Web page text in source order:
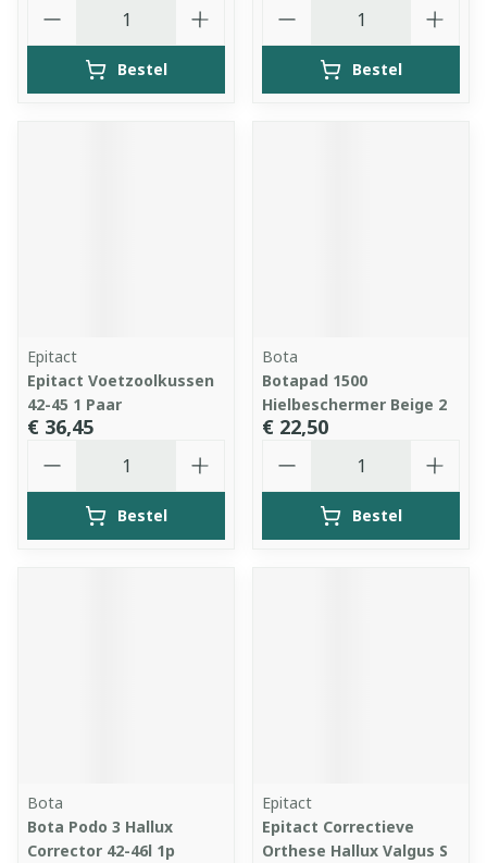
Bestel Bestel
Epitact
Epitact Voetzoolkussen
42-45 1 Paar
€ 36,45
Bestel
Bota
Botapad 1500
Hielbeschermer Beige 2
€ 22,50
Bestel
Bota
Bota Podo 3 Hallux
Corrector 42-46l 1p
Epitact
Epitact Correctieve
Orthese Hallux Valgus S